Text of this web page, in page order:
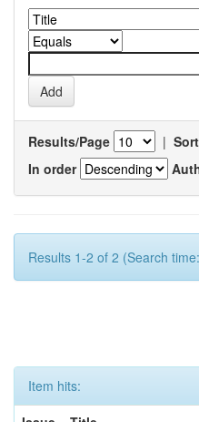
Results/Page |
In order
Results 1-2 of 2 (Search
Item hits: